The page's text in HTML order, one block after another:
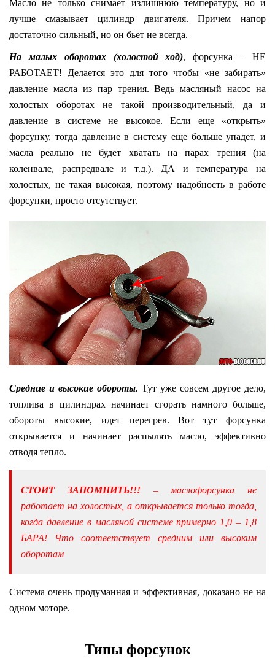
Масло не только снимает излишнюю температуру, но и
лучше смазывает цилиндр двигателя. Причем напор
достаточно сильный, но он бьет не всегда.
На малых оборотах (холостой ход), форсунка – НЕ
РАБОТАЕТ! Делается это для того чтобы «не забирать»
давление масла из пар трения. Ведь масляный насос на
холостых оборотах не такой производительный, да и
давление в системе не высокое. Если еще «открыть»
форсунку, тогда давление в систему еще больше упадет, и
масла реально не будет хватать на парах трения (на
коленвале, распредвале и т.д.). ДА и температура на
холостых, не такая высокая, поэтому надобность в работе
форсунки, просто отсутствует.
Средние и высокие обороты. Тут уже совсем другое дело,
топлива в цилиндрах начинает сгорать намного больше,
обороты высокие, идет перегрев. Вот тут форсунка
открывается и начинает распылять масло, эффективно
отводя тепло.
СТОИТ ЗАПОМНИТЬ!!!– маслофорсунка не
работает на холостых, а открывается только тогда,
когда давление в масляной системе примерно 1,0 – 1,8
БАРА! Что соответствует средним или высоким
оборотам
Система очень продуманная и эффективная, доказано не на
одном моторе.
Типы форсунок